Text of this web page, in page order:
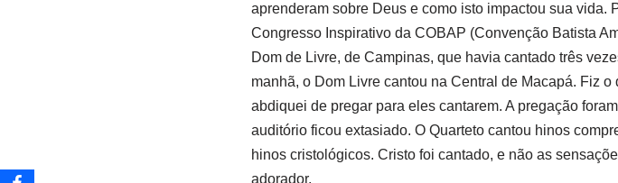
aprenderam sobre Deus e como isto impactou sua
Congresso Inspirativo da COBAP (Convenção Batista
Dom de Livre, de Campinas, que havia cantado três
manhã, o Dom Livre cantou na Central de Macapá. Fiz
abdiquei de pregar para eles cantarem. A pregação
auditório ficou extasiado. O Quarteto cantou hinos
hinos cristológicos. Cristo foi cantado, e não as
adorador.